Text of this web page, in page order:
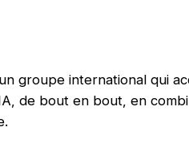
groupe international qui
de bout en bout, en